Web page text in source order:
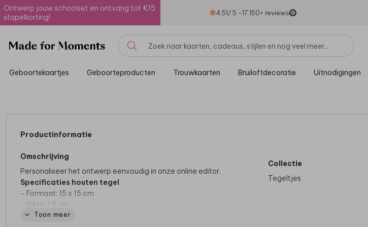
Ontwerp jouw schoolset en ontvang tot €15
stapelkorting!
4.51/ 5 -17.150+ reviews
Geboortekaartjes Geboorteproducten Trouwkaarten Bruiloftdecoratie Uitnodigingen
Productinformatie
Omschrijving
Personaliseer het ontwerp eenvoudig in onze online editor.
Specificaties houten tegel
- Formaat: 15 x 15 cm
- Dikte: 1,8 cm
- Hout is een natuurlijk product, dus iedere tegel is (qua nerven
Toon meer
Collectie
Tegeltjes